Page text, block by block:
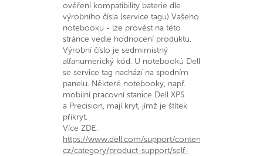
ověření kompatibility baterie dle
výrobního čísla (service tagu) Vašeho
notebooku - lze provést na této
stránce vedle hodnocení produktu.
Výrobní číslo je sedmimístný
alfanumerický kód. U notebooků Dell
se service tag nachází na spodním
panelu. Některé notebooky, např.
mobilní pracovní stanice Dell XPS
a Precision, mají kryt, jímž je štítek
přikryt.
Více ZDE:
https://www.dell.com/support/contents/cs-
cz/category/product-support/self-